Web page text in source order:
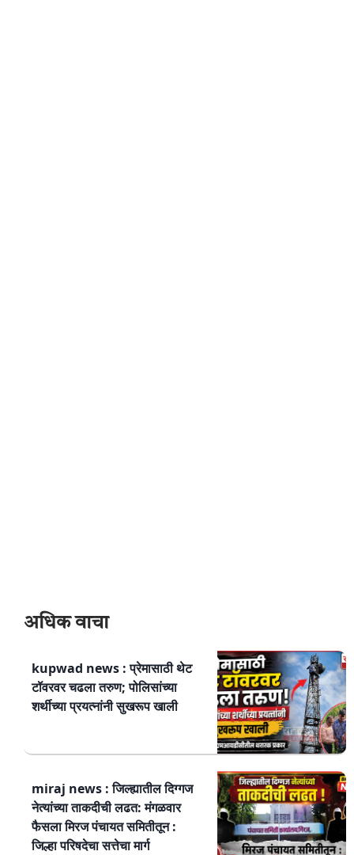
अधिक वाचा
kupwad news : प्रेमासाठी थेट
टॉवरवर चढला तरुण; पोलिसांच्या
शर्थीच्या प्रयत्नांनी सुखरूप खाली
miraj news : जिल्ह्यातील दिग्गज
नेत्यांच्या ताकदीची लढत: मंगळवार
फैसला मिरज पंचायत समितीतून :
जिल्हा परिषदेचा सत्तेचा मार्ग